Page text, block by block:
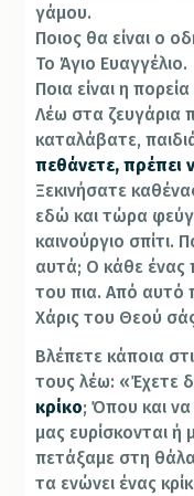
γάμου.
Ποιος θα είναι ο
Το Άγιο Ευαγγέλιο.
Ποια είναι η
Λέω στα ζευγάρια
καταλάβατε,
πεθάνετε, πρέπει
Ξεκινήσατε
εδώ και τώρα
καινούργιο σπίτι.
αυτά; Ο κάθε ένας
του πια. Από αυτό
Χάρις του Θεού
Βλέπετε κάποια
τους λέω: «Έχετε
κρίκο; Όπου και να
μας ευρίσκονται
πετάξαμε στη
τα ενώνει ένας